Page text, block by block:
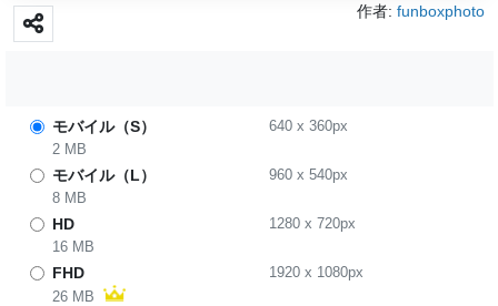
作者: funboxphoto
モバイル（S） 640x 360px
2 MB
モバイル（L） 960x 540px
8 MB
HD 1280x 720px
16 MB
FHD 1920x 1080px
26 MB